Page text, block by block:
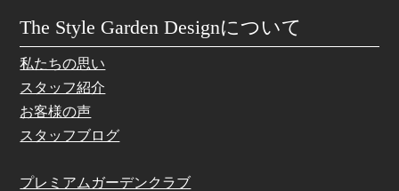
The Style Garden Designについて
私たちの思い
スタッフ紹介
お客様の声
スタッフブログ
プレミアムガーデンクラブ